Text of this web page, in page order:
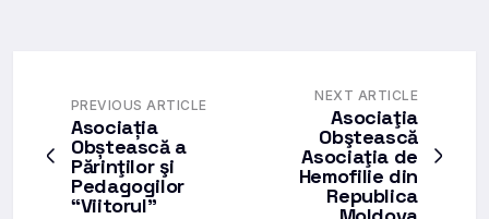
PREVIOUS ARTICLE
Asociația
Obștească a
Părinţilor şi
Pedagogilor
“Viitorul”
NEXT ARTICLE
Asociaţia
Obştească
Asociaţia de
Hemofilie din
Republica